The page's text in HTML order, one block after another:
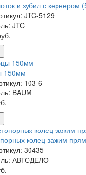
и зубил с кернером
JTC-5129
JTC
150мм
103-6
BAUM
колец зажим
30435
АВТОДЕЛО